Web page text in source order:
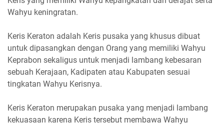
Wahyu keningratan.
Keris Keraton adalah Keris pusaka yang khusus dibuat
untuk dipasangkan dengan Orang yang memiliki Wahyu
Keprabon sekaligus untuk menjadi lambang kebesaran
sebuah Kerajaan, Kadipaten atau Kabupaten sesuai
tingkatan Wahyu Kerisnya.
Keris Keraton merupakan pusaka yang menjadi lambang
kekuasaan karena Keris tersebut membawa Wahyu